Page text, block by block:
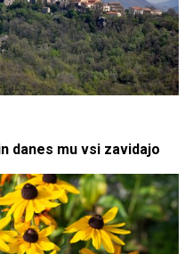
danes mu vsi zavidajo